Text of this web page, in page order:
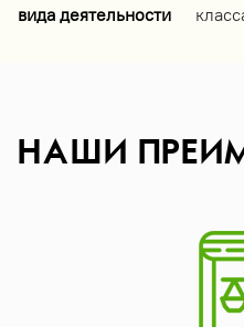
вида деятельности
НАШИ